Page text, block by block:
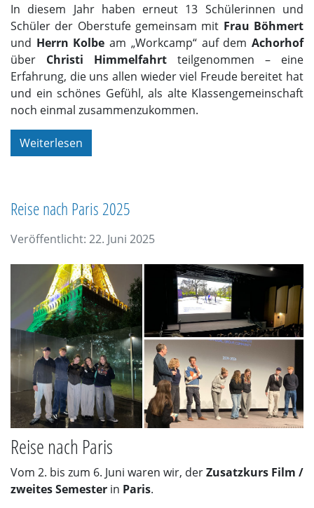
In diesem Jahr haben erneut 13 Schülerinnen und
Schüler der Oberstufe gemeinsam mit Frau Böhmert
und Herrn Kolbe am „Workcamp“ auf demAchorhof
über Christi Himmelfahrt teilgenommen – eine
Erfahrung, die uns allen wieder viel Freude bereitet hat
und ein schönes Gefühl, als alte Klassengemeinschaft
noch einmal zusammenzukommen.
Weiterlesen
Reise nach Paris 2025
Veröffentlicht: 22. Juni 2025
Reise nach Paris
Vom 2. bis zum 6. Juni waren wir, derZusatzkurs Film /
zweites Semester in Paris.